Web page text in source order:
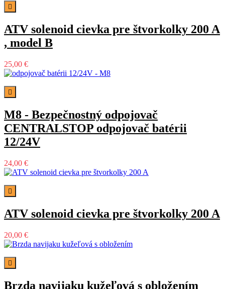

ATV solenoid cievka pre štvorkolky 200 A
, model B
25,00 €

M8 - Bezpečnostný odpojovač
CENTRALSTOP odpojovač batérii
12/24V
24,00 €

ATV solenoid cievka pre štvorkolky 200 A
20,00 €

Brzda navijaku kužeľová s obložením